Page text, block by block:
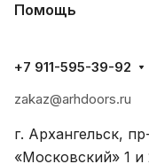
Помощь
+7 911-595-39-92
zakaz@arhdoors.ru
г. Архангельск,
«Московский» 1 и